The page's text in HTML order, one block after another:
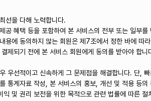
선을 다해 노력합니다.
혜택 등을 포함하여 본 서비스의 전부 또는 일부
에 동의하지 않는 회원은 제7조에서 정한 바에 따
되기 전에 본 서비스 회원에게 동의를 받아야 합
선적이고 신속하게 그 문제점을 해결합니다. 단,
계자료 작성, 본 서비스의 홍보, 개선 및 적용 등의
및 권리 보전을 위한 목적으로 관련 법률에 따른